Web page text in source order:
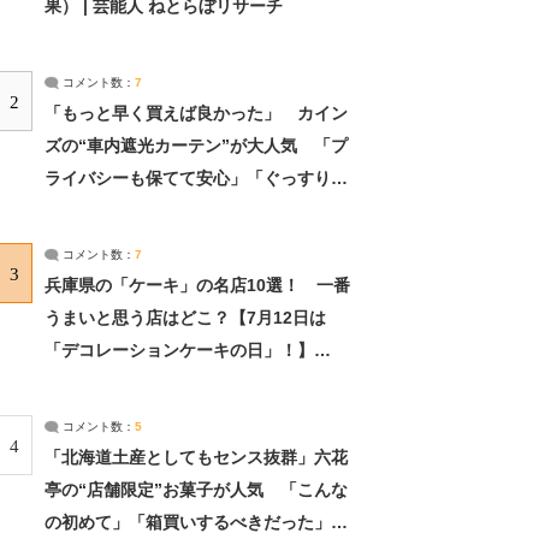
果） | 芸能人 ねとらぼリサーチ
2
コメント数： 7
「もっと早く買えば良かった」 カイン
ズの“車内遮光カーテン”が大人気 「プ
ライバシーも保てて安心」「ぐっすり眠
3
コメント数： 7
兵庫県の「ケーキ」の名店10選！ 一番
うまいと思う店はどこ？【7月12日は
「デコレーションケーキの日」！】
4
コメント数： 5
「北海道土産としてもセンス抜群」六花
亭の“店舗限定”お菓子が人気 「こんな
の初めて」「箱買いするべきだった」